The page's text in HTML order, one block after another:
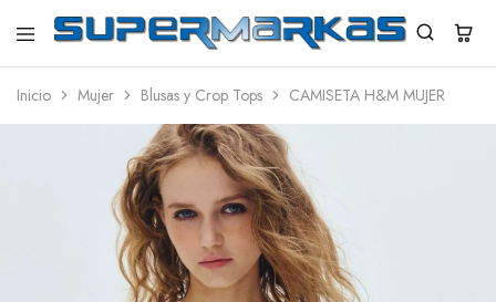
SuperMarkas
Ropa
con
Inicio Mujer Blusas y Crop Tops CAMISETA H&M MUJER